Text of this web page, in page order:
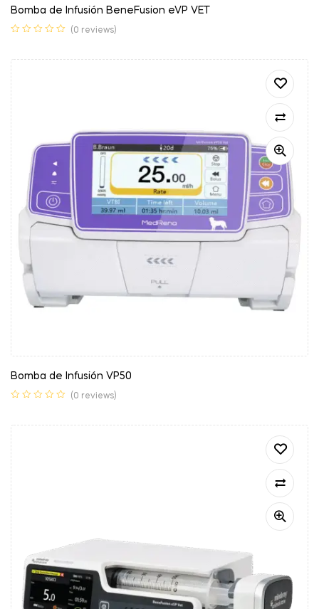
Bomba de Infusión BeneFusion eVP VET
(0 reviews)
Bomba de Infusión VP50
(0 reviews)